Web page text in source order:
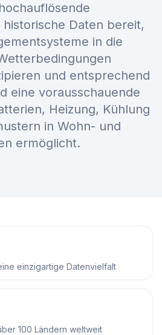
Daten bereit,
in die
und entsprechend
eine vorausschauende
Heizung, Kühlung
in Wohn- und
ermöglicht.
einzigartige Datenvielfalt
100 Ländern weltweit